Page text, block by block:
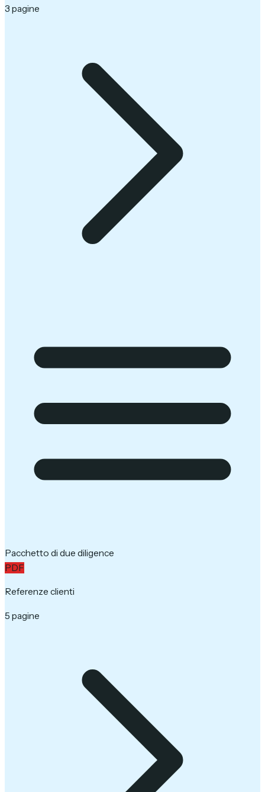
3 pagine
Pacchetto di due diligence
PDF
Referenze clienti
5 pagine